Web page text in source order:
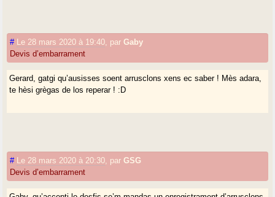
# Le 28 mars 2020 à 19:40 parGaby
Devis d’embarrament
Gerard, gatgi qu’ausisses soent arrusclons xens ec saber ! Mès adara,
te hèsi grègas de los reperar ! :D
# Le 28 mars 2020 à 20:30 parGSG
Devis d’embarrament